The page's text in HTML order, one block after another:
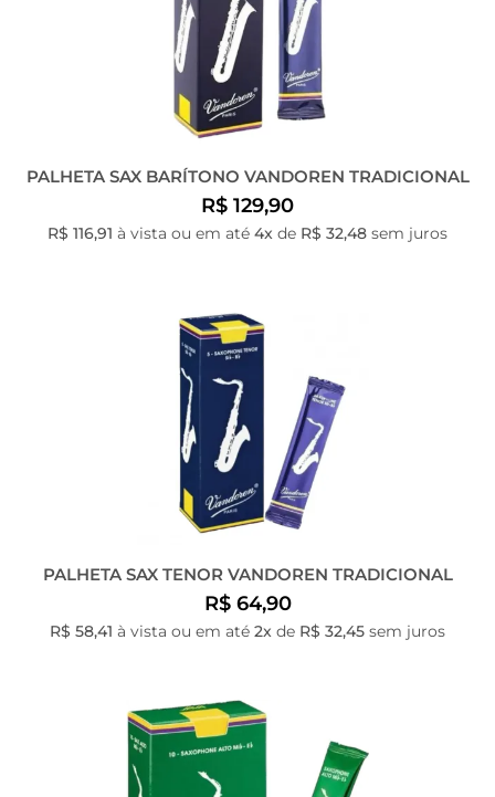
PALHETA SAX BARÍTONO VANDOREN TRADICIONAL
R$ 129,90
R$ 116,91 à vista ou em até 4x de R$ 32,48 sem juros
PALHETA SAX TENOR VANDOREN TRADICIONAL
R$ 64,90
R$ 58,41 à vista ou em até 2x de R$ 32,45 sem juros